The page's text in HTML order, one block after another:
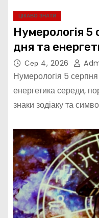
ЦІКАВО ЗНАТИ
Нумерологія 5
дня та
Сер 4, 2026
Нумерологія 5
енергетика середи,
знаки зодіаку та